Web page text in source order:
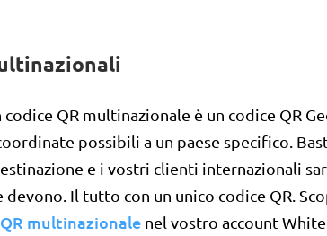
QR multinazionale è un codice QR
possibili a un paese specifico.
e i vostri clienti internazionali
Il tutto con un unico codice QR.
multinazionale nel vostro account